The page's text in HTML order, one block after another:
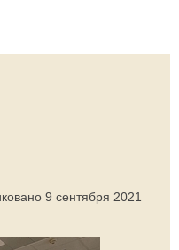
9 сентября 2021